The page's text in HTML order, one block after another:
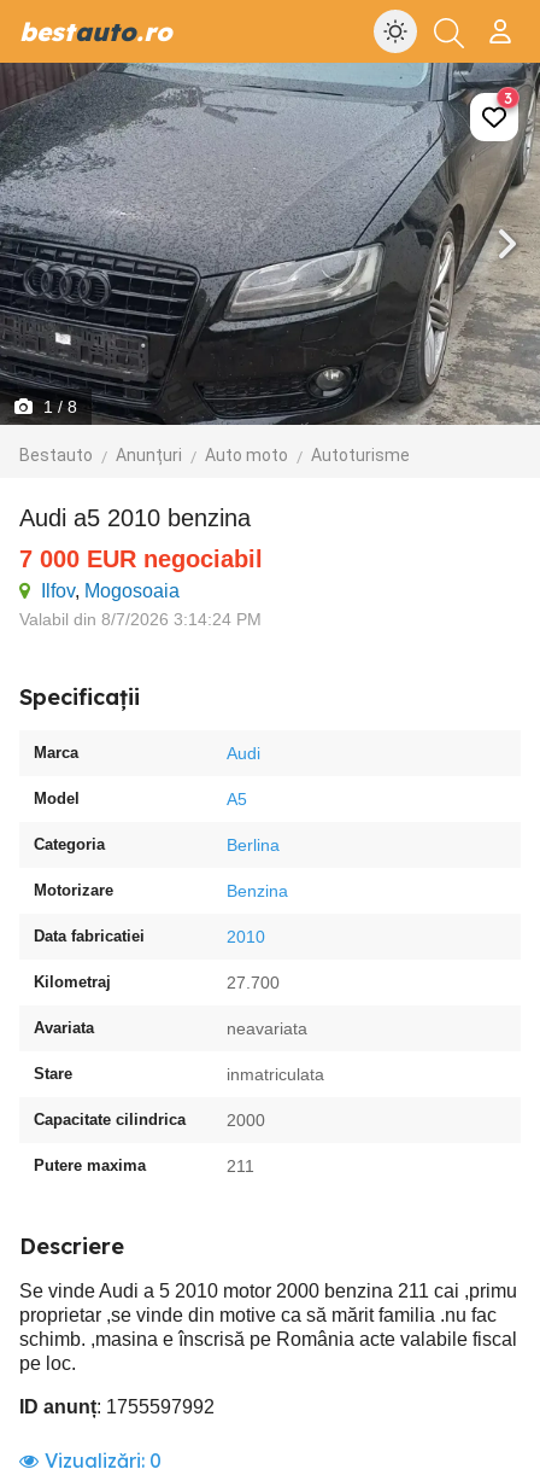
bestauto.ro
1/ 8
Bestauto Anunțuri Auto moto Autoturisme
3
Audi a5 2010 benzina
7 000 EUR negociabil
Ilfov, Mogosoaia
Valabil din 8/7/2026 3:14:24 PM
Specificații
Marca Audi
Model A5
Categoria Berlina
Motorizare Benzina
Data fabricatiei 2010
Kilometraj 27.700
Avariata neavariata
Stare inmatriculata
Capacitate cilindrica 2000
Putere maxima 211
Descriere
Se vinde Audi a 5 2010 motor 2000 benzina 211 cai ,primu
proprietar ,se vinde din motive ca să mărit familia .nu fac
schimb. ,masina e înscrisă pe România acte valabile fiscal
pe loc.
ID anunț: 1755597992
Vizualizări: 0